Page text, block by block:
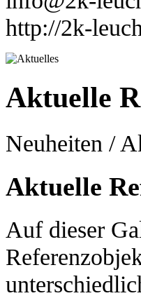
http://2k-
Aktuelle
Neuheiten /
Aktuelle
Auf dieser